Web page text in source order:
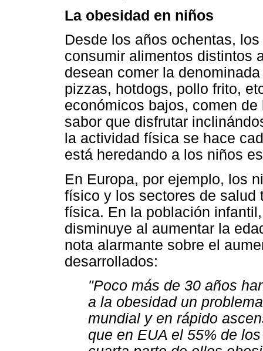
La obesidad en niños
Desde los años ochentas,
consumir alimentos distintos
desean comer la
pizzas, hotdogs, pollo frito,
económicos bajos, comen
sabor que disfrutar
la actividad física se hace
está heredando a los niños
En Europa, por ejemplo, los
físico y los sectores de salud
física. En la población
disminuye al aumentar la
nota alarmante sobre el
desarrollados:
"Poco más de 30 años
a la obesidad un
mundial y en rápido
que en EUA el 55% de